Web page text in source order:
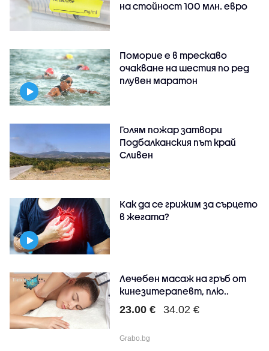
на стойност 100 млн. евро
Поморие е в трескаво
очакване на шестия по ред
плувен маратон
Голям пожар затвори
Подбалканския път край
Сливен
Как да се грижим за сърцето
в жегата?
Лечебен масаж на гръб от
кинезитерапевт, плю..
23.00 € 34.02 €
Grabo.bg